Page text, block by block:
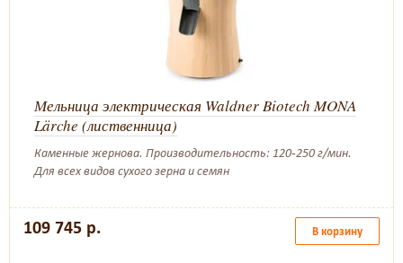
Мельница электрическая Waldner Biotech MONA
Lärche (лиственница)
Каменные жернова. Производительность: 120-250 г/мин.
Для всех видов сухого зерна и семян
109 745 р. В корзину